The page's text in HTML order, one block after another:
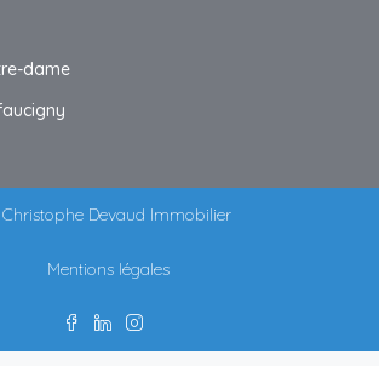
dame
Devaud Immobilier
Mentions légales